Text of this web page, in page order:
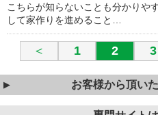
こちらが知らないことも分かりや
して家作りを進めること…
＜ 1 2 3
お客様から頂い